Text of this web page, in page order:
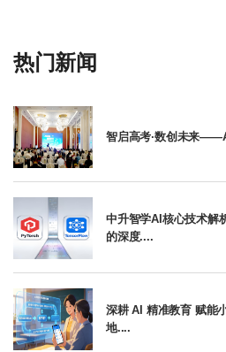
热门新闻
智启高考·数创未来
中升智学AI核心技术
的深度....
深耕 AI 精准教育 赋能
地....